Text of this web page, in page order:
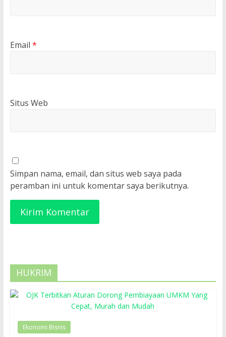
Email *
Situs Web
Simpan nama, email, dan situs web saya pada
peramban ini untuk komentar saya berikutnya.
HUKRIM
Ekonomi Bisnis